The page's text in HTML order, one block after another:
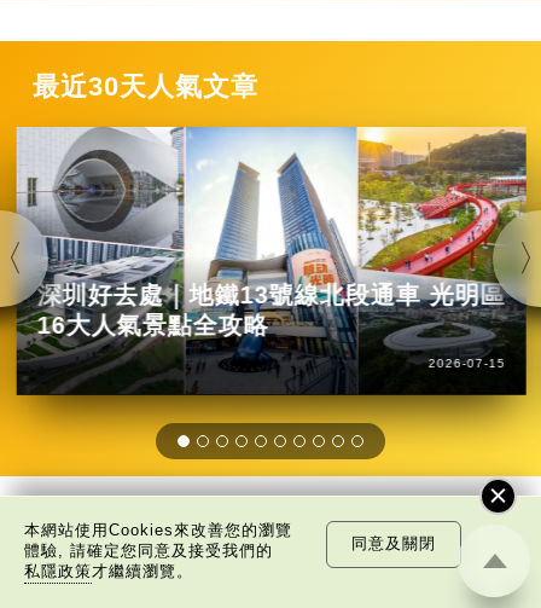
最近30天人氣文章
深圳好去處｜地鐵13號線北段通車 光明區
16大人氣景點全攻略
2026-07-15
編輯推薦
本網站使用Cookies來改善您的瀏覽
體驗, 請確定您同意及接受我們的
私隱政策才繼續瀏覽。
同意及關閉